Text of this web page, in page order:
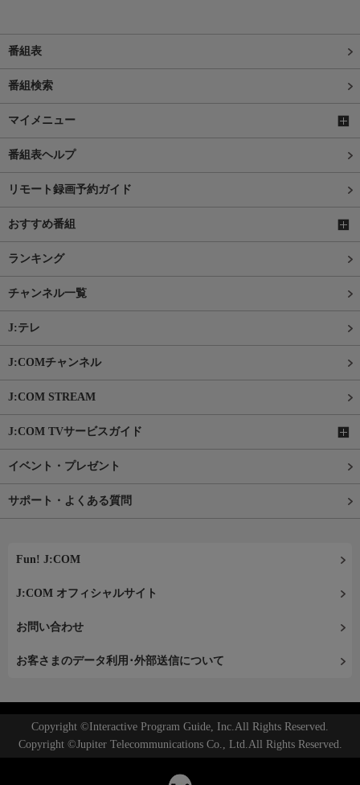
番組表
番組検索
マイメニュー
番組表ヘルプ
リモート録画予約ガイド
おすすめ番組
ランキング
チャンネル一覧
J:テレ
J:COMチャンネル
J:COM STREAM
J:COM TVサービスガイド
イベント・プレゼント
サポート・よくある質問
Fun! J:COM
J:COM オフィシャルサイト
お問い合わせ
お客さまのデータ利用･外部送信について
Copyright ©Interactive Program Guide, Inc.All Rights Reserved.
Copyright ©Jupiter Telecommunications Co., Ltd.All Rights Reserved.